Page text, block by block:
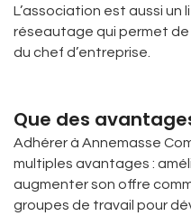
L’association est aussi un
réseautage qui permet
du chef d’entreprise.
Que des
Adhérer à Annemasse
multiples avantages :
augmenter son offre
groupes de travail pour